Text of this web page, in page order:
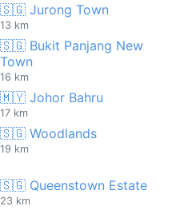
🇸🇬 Jurong Town
13 km
🇸🇬 Bukit Panjang New
Town
16 km
🇲🇾 Johor Bahru
17 km
🇸🇬 Woodlands
19 km
🇸🇬 Queenstown Estate
23 km